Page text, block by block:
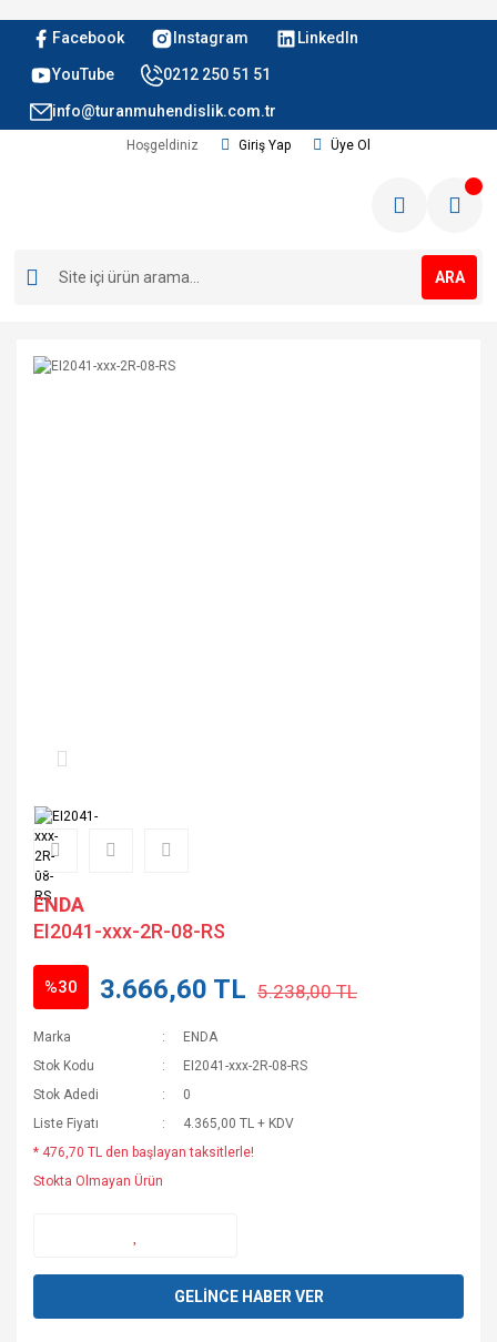
Facebook Instagram LinkedIn
YouTube 0212 250 51 51
info@turanmuhendislik.com.tr
Hoşgeldiniz Giriş Yap Üye Ol
ARA
ENDA
EI2041-xxx-2R-08-RS
%30 3.666,60 TL 5.238,00 TL
Marka
ENDA
Stok Kodu
EI2041-xxx-2R-08-RS
Stok Adedi
0
Liste Fiyatı
4.365,00 TL + KDV
* 476,70 TL den başlayan taksitlerle!
Stokta Olmayan Ürün
GELİNCE HABER VER